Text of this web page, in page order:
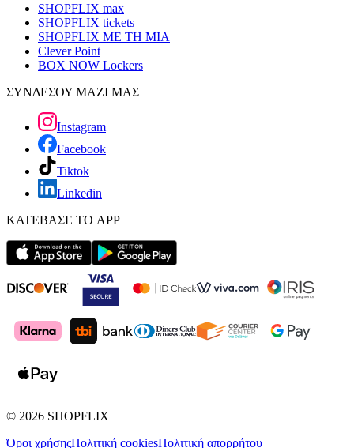
SHOPFLIX max
SHOPFLIX tickets
SHOPFLIX ΜΕ ΤΗ ΜΙΑ
Clever Point
BOX NOW Lockers
ΣΥΝΔΕΣΟΥ ΜΑΖΙ ΜΑΣ
Instagram
Facebook
Tiktok
Linkedin
ΚΑΤΕΒΑΣΕ ΤΟ APP
© 2026 SHOPFLIX
Όροι χρήσηςΠολιτική cookiesΠολιτική απορρήτου